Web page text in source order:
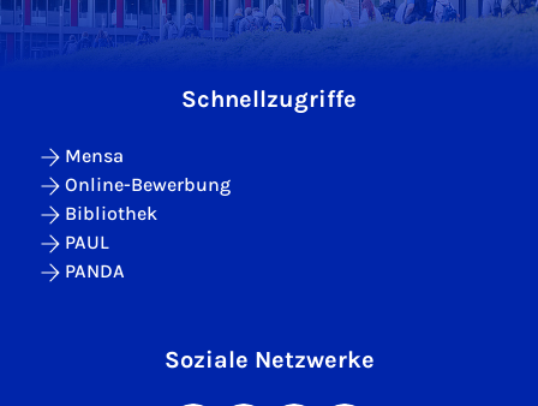
Schnellzugriffe
Mensa
Online-Bewerbung
Bibliothek
PAUL
PANDA
Soziale Netzwerke